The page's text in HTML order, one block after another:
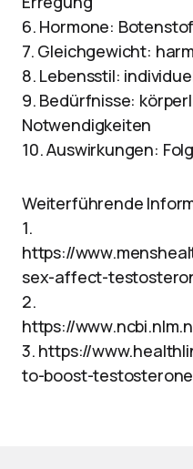
6. Hormone:
7. Gleichgewicht:
8. Lebensstil:
9. Bedürfnisse:
Notwendigkeiten
10. Auswirkungen:
Weiterführende
1.
https://
sex-affect-
2.
https://
3. https://
to-boost-testosterone